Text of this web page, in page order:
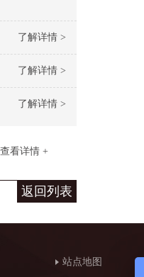
了解详情 >
了解详情 >
了解详情 >
查看详情 +
返回列表
站点地图